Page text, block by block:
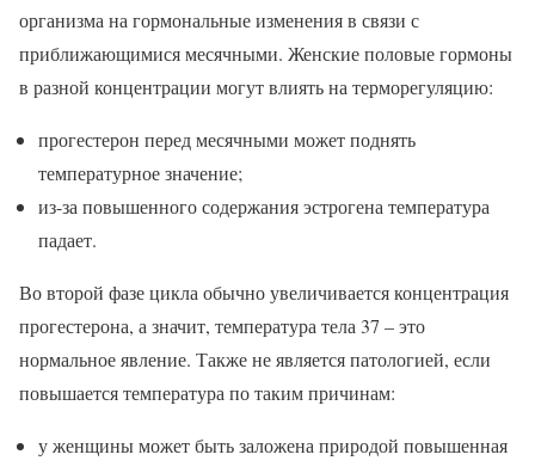
организма на гормональные изменения в связи с
приближающимися месячными. Женские половые гормоны
в разной концентрации могут влиять на терморегуляцию:
прогестерон перед месячными может поднять
температурное значение;
из-за повышенного содержания эстрогена температура
падает.
Во второй фазе цикла обычно увеличивается концентрация
прогестерона, а значит, температура тела 37 – это
нормальное явление. Также не является патологией, если
повышается температура по таким причинам:
у женщины может быть заложена природой повышенная